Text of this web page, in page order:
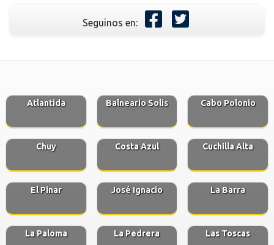
Seguinos en:
Atlantida Balneario Solis Cabo Polonio
Chuy Costa Azul Cuchilla Alta
El Pinar José Ignacio La Barra
La Paloma La Pedrera Las Toscas